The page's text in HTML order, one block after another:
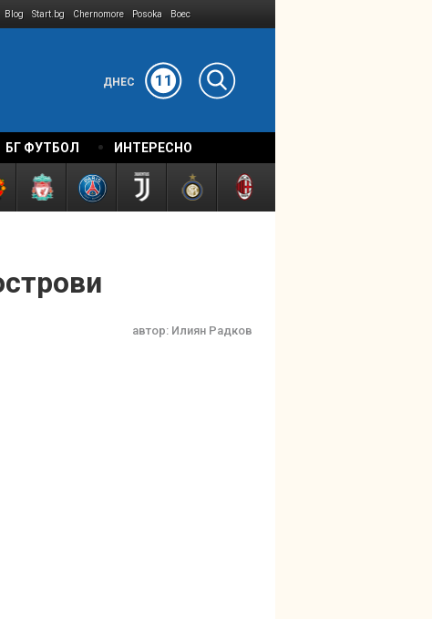
Blog Start.bg Chernomore Posoka Boec
ДНЕС 11
БГ ФУТБОЛ ИНТЕРЕСНО
автор: Илиян Радков